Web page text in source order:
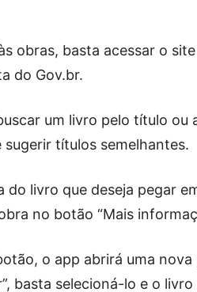
obras, basta acessar o
do Gov.br.
um livro pelo título ou
títulos semelhantes.
do livro que deseja pegar
no botão “Mais
o app abrirá uma
basta selecioná-lo e o